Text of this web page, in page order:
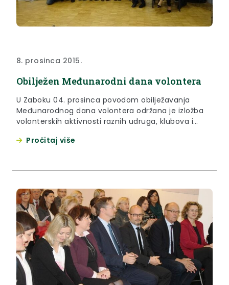
8. prosinca 2015.
Obilježen Međunarodni dana volontera
U Zaboku 04. prosinca povodom obilježavanja
Međunarodnog dana volontera održana je izložba
volonterskih aktivnosti raznih udruga, klubova i
Krapinsko-zagorske županije.
Pročitaj više